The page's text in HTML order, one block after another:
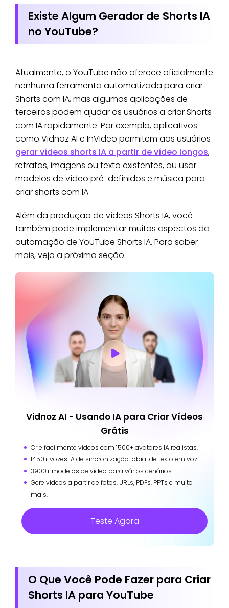
Existe Algum Gerador de Shorts IA
no YouTube?
Atualmente, o YouTube não oferece oficialmente
nenhuma ferramenta automatizada para criar
Shorts com IA, mas algumas aplicações de
terceiros podem ajudar os usuários a criar Shorts
com IA rapidamente. Por exemplo, aplicativos
como Vidnoz AI e InVideo permitem aos usuários
gerar vídeos shorts IA a partir de vídeo longos,
retratos, imagens ou texto existentes, ou usar
modelos de vídeo pré-definidos e música para
criar shorts com IA.
Além da produção de vídeos Shorts IA, você
também pode implementar muitos aspectos da
automação de YouTube Shorts IA. Para saber
mais, veja a próxima seção.
Vidnoz AI - Usando IA para Criar Vídeos
Grátis
Crie facilmente vídeos com 1500+ avatares IA realistas.
1450+ vozes IA de sincronização labial de texto em voz.
3900+ modelos de vídeo para vários cenários.
Gere vídeos a partir de fotos, URLs, PDFs, PPTs e muito
mais.
Teste Agora
O Que Você Pode Fazer para Criar
Shorts IA para YouTube